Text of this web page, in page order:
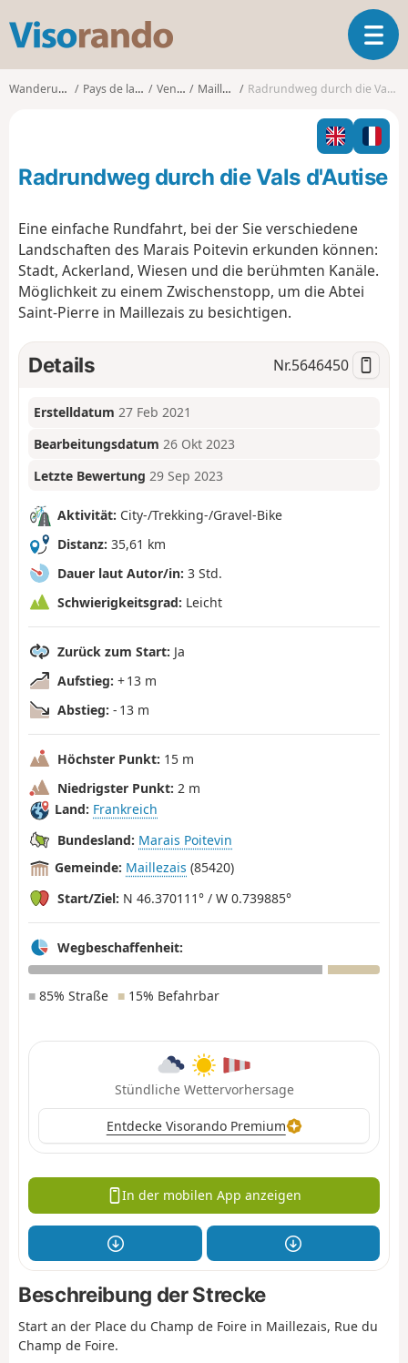
s
o
o
T
o
g
l
n
a
a
t
Wanderungen Pays de la Loire Vendée Maillezais Radrundweg durch die Vals d'Autise
Radrundweg durch die Vals d'Autise
Eine einfache Rundfahrt, bei der Sie verschiedene
Landschaften des Marais Poitevin erkunden können:
Stadt, Ackerland, Wiesen und die berühmten Kanäle.
Möglichkeit zu einem Zwischenstopp, um die Abtei
Saint-Pierre in Maillezais zu besichtigen.
Details Nr.5646450
Erstelldatum 27 Feb 2021
Bearbeitungsdatum 26 Okt 2023
Letzte Bewertung 29 Sep 2023
Aktivität: City-/Trekking-/Gravel-Bike
Distanz: 35,61 km
Dauer laut Autor/in: 3 Std.
Schwierigkeitsgrad: Leicht
Zurück zum Start: Ja
Aufstieg: + 13 m
Abstieg: - 13 m
Höchster Punkt: 15 m
Niedrigster Punkt: 2 m
Land: Frankreich
Bundesland: Marais Poitevin
Gemeinde: Maillezais (85420)
Start/Ziel: N 46.370111° / W 0.739885°
Wegbeschaffenheit:
■ 85% Straße ■ 15% Befahrbar
Stündliche Wettervorhersage
Entdecke Visorando Premium
In der mobilen App anzeigen
Beschreibung der Strecke
Start an der Place du Champ de Foire in Maillezais, Rue du
Champ de Foire.